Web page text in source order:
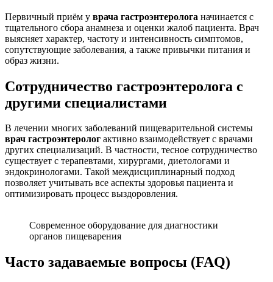
Первичный приём у врача гастроэнтеролога начинается с
тщательного сбора анамнеза и оценки жалоб пациента. Врач
выясняет характер, частоту и интенсивность симптомов,
сопутствующие заболевания, а также привычки питания и
образ жизни.
Сотрудничество гастроэнтеролога с
другими специалистами
В лечении многих заболеваний пищеварительной системы
врач гастроэнтеролог активно взаимодействует с врачами
других специализаций. В частности, тесное сотрудничество
существует с терапевтами, хирургами, диетологами и
эндокринологами. Такой междисциплинарный подход
позволяет учитывать все аспекты здоровья пациента и
оптимизировать процесс выздоровления.
Современное оборудование для диагностики
органов пищеварения
Часто задаваемые вопросы (FAQ)